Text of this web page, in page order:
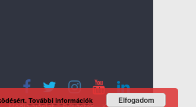
További információk Elfogadom